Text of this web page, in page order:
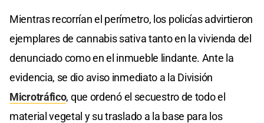
Mientras recorrían el perímetro, los policías advirtieron
ejemplares de cannabis sativa tanto en la vivienda del
denunciado como en el inmueble lindante. Ante la
evidencia, se dio aviso inmediato a la División
Microtráfico, que ordenó el secuestro de todo el
material vegetal y su traslado a la base para los